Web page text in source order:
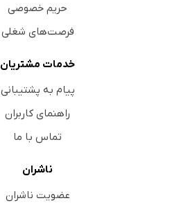
حریم خصوصی
فرصت‌های شغلی
خدمات مشتریان
پیام به پشتیبانی
راهنمای کاربران
تماس با ما
ناشران
عضویت ناشران